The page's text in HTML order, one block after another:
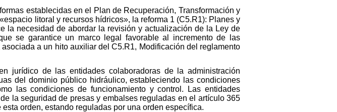
establecidas en el Plan de Recuperación, Transformación y
litoral y recursos hídricos», la reforma 1 (C5.R1): Planes y
la necesidad de abordar la revisión y actualización de la Ley de
se garantice un marco legal favorable al incremento de las
a un hito auxiliar del C5.R1, Modificación del reglamento
jurídico de las entidades colaboradoras de la administración
del dominio público hidráulico, estableciendo las condiciones
las condiciones de funcionamiento y control. Las entidades
la seguridad de presas y embalses reguladas en el artículo 365
orden, estando reguladas por una orden específica.